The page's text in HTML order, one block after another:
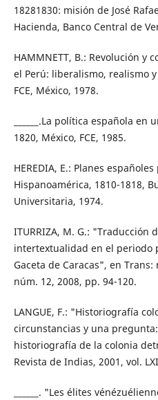
18281830: misión de José
Hacienda, Banco Central de
HAMMNETT, B.: Revolución y
el Perú: liberalismo, realismo
FCE, México, 1978.
______.La política española
1820, México, FCE, 1985.
HEREDIA, E.: Planes
Hispanoamérica, 1810-1818,
Universitaria, 1974.
ITURRIZA, M. G.: "Traducción
intertextualidad en el periodo
Gaceta de Caracas", en
núm. 12, 2008, pp. 94-120.
LANGUE, F.: "Historiografía
circunstancias y una
historiografía de la colonia
Revista de Indias, 2001, vol.
______. "Les élites